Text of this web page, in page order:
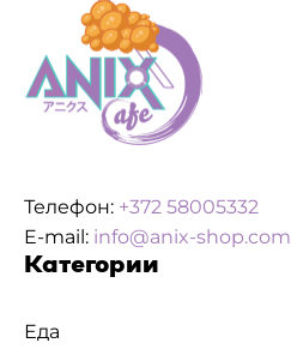
Телефон: +372 58005332
E-mail: info@anix-shop.com
Категории
Еда